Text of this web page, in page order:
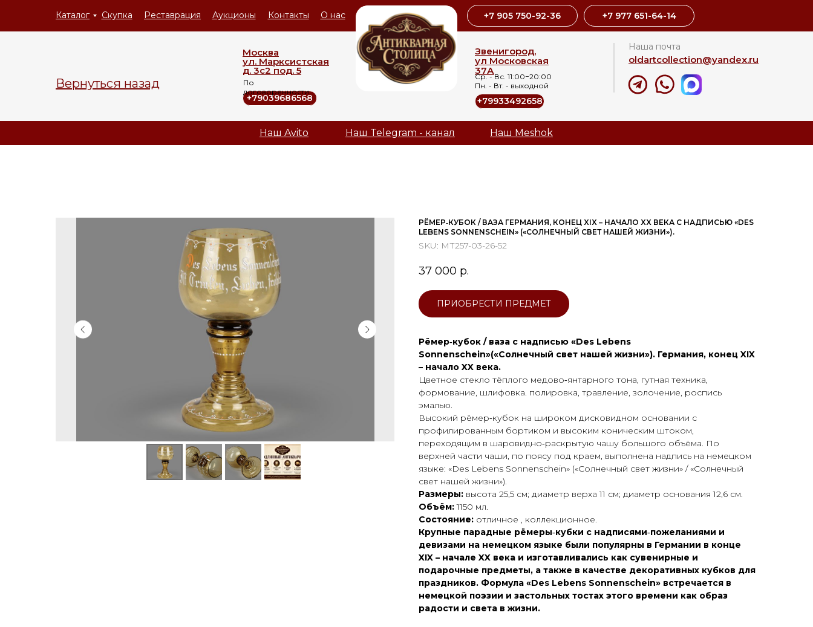
Наша почта
Аукционы
Реставрация
Скупка Контакты О нас
Каталог
oldartcollection@yandex.ru
+7 977 651-64-14
Москва
ул. Марксистская
д. 3с2 под. 5
+79039686568
По
договоренности
+7 905 750-92-36
Вернуться назад
Звенигород,
ул Московская
37А
Ср. - Вс. 11:00−20:00
Пн. - Вт. - выходной
+79933492658
Наш Meshok
Наш Avito Наш Telegram - канал
РЁМЕР‑КУБОК / ВАЗА ГЕРМАНИЯ, КОНЕЦ XIX – НАЧАЛО XX ВЕКА С НАДПИСЬЮ «DES
LEBENS SONNENSCHEIN» («СОЛНЕЧНЫЙ СВЕТ НАШЕЙ ЖИЗНИ»).
SKU: МТ257-03-26-52
37 000 р.
ПРИОБРЕСТИ ПРЕДМЕТ
Рёмер‑кубок / ваза с надписью «Des Lebens
Sonnenschein»(«Солнечный свет нашей жизни»). Германия, конец XIX
– начало XX века.
Цветное стекло тёплого медово‑янтарного тона, гутная техника,
формование, шлифовка. полировка, травление, золочение, роспись
эмалью.
Высокий рёмер‑кубок на широком дисковидном основании с
профилированным бортиком и высоким коническим штоком,
переходящим в шаровидно‑раскрытую чашу большого объёма. По
верхней части чаши, по поясу под краем, выполнена надпись на немецком
языке: «Des Lebens Sonnenschein» («Солнечный свет жизни» / «Солнечный
свет нашей жизни»).
Размеры: высота 25,5 см; диаметр верха 11 см; диаметр основания 12,6 см.
Объём:1150 мл.
Состояние: отличное , коллекционное.
Крупные парадные рёмеры‑кубки с надписями‑пожеланиями и
девизами на немецком языке были популярны в Германии в конце
XIX – начале XX века и изготавливались как сувенирные и
подарочные предметы, а также в качестве декоративных кубков для
праздников. Формула «Des Lebens Sonnenschein» встречается в
немецкой поэзии и застольных тостах этого времени как образ
радости и света в жизни.